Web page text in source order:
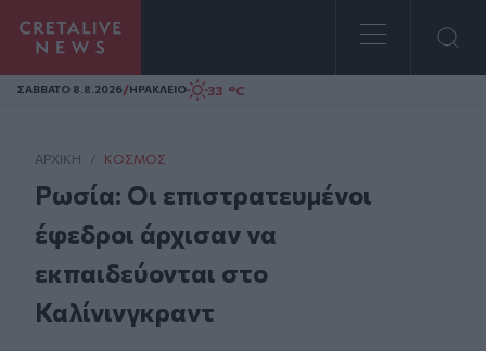
Homepage
ΣAΒΒΑΤΟ 8.8.2026/ΗΡΑΚΛΕΙΟ 33 °C
ΑΡΧΙΚΗ / ΚΌΣΜΟΣ
Ρωσία: Οι επιστρατευμένοι
έφεδροι άρχισαν να
εκπαιδεύονται στο
Καλίνινγκραντ